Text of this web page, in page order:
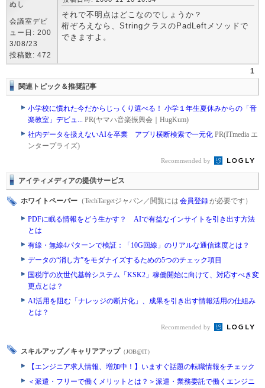
ぬし
会議室デビ
ュー日: 200
3/08/23
投稿数: 472
それで不明点はどこなのでしょうか？
桁ぞろえなら、StringクラスのPadLeftメソッドで
できますよ。
1
関連トピック＆推奨記事
小学校に慣れた今だからじっくり選べる！ 小学１年生夏休みからの「音
楽教室」デビュ... PR(ヤマハ音楽振興会｜HugKum)
社内データを扱えないAIを卒業 アプリ横断検索で一元化 PR(ITmedia エ
ンタープライズ)
Recommended by
アイティメディアの提供サービス
ホワイトペーパー （TechTargetジャパン／閲覧には 会員登録が必要です）
PDFに眠る情報をどう生かす？ AIで有益なインサイトを引き出す方法
とは
有線・無線4パターンで検証：「10G回線」のリアルな通信速度とは？
データの“消し方”をモダナイズするための5つのチェック項目
国税庁の次世代基幹システム「KSK2」稼働開始に向けて、対応すべき変
更点とは？
AI活用を阻む「ナレッジの断片化」、成果を引き出す情報活用の仕組み
とは？
Recommended by
スキルアップ／キャリアアップ （JOB@IT）
【エンジニア求人情報、増加中！】いますぐ話題の転職情報をチェック
＜派遣・フリーで働くメリットとは？＞派遣・業務委託で働くエンジニ